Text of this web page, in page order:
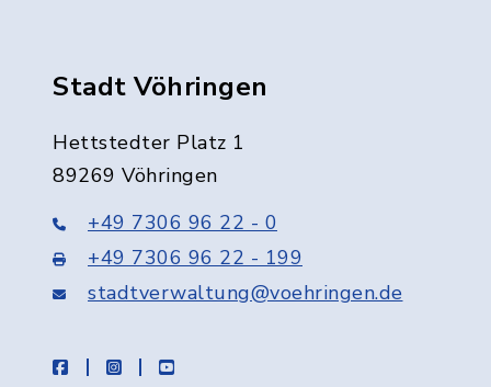
Stadt Vöhringen
Hettstedter Platz 1
89269 Vöhringen
+49 7306 96 22 - 0
+49 7306 96 22 - 199
stadtverwaltung@voehringen.de
facebookinstagramyoutube